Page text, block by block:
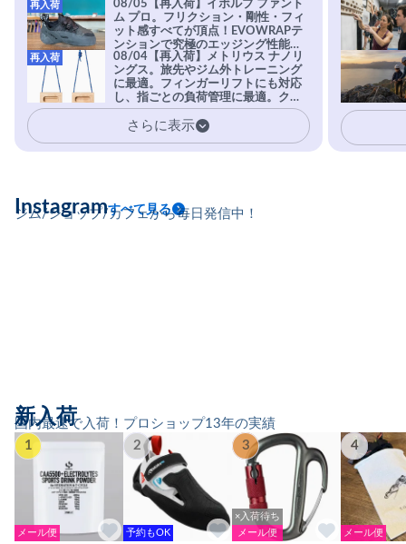
08/05【再入荷】イボルブ ファント
ム プロ。フリクション・剛性・フィ
ット感すべてが頂点！EVOWRAPテ
ンションで究極のエッジング性能を
実現。進化系ラバーEvo-74はTRAX
を凌駕する粘着力で極小ホールドに
安心感。
再入荷
08/04【再入荷】メトリウス ナノリ
ングス。旅先やジム外トレーニング
に最適。フィンガーリフトにも対応
し、指ごとの負荷管理に最適。クラ
イマーの指を本気で鍛えるギア。
再入荷
さらに表示
ジム/ショップ/カフェから毎日発信中！
Instagramすべて見る
国内最速で入荷！プロショップ13年の実績
新入荷
1
メール便
2
予約もOK
3
×入荷待ち
メール便
4
メール便